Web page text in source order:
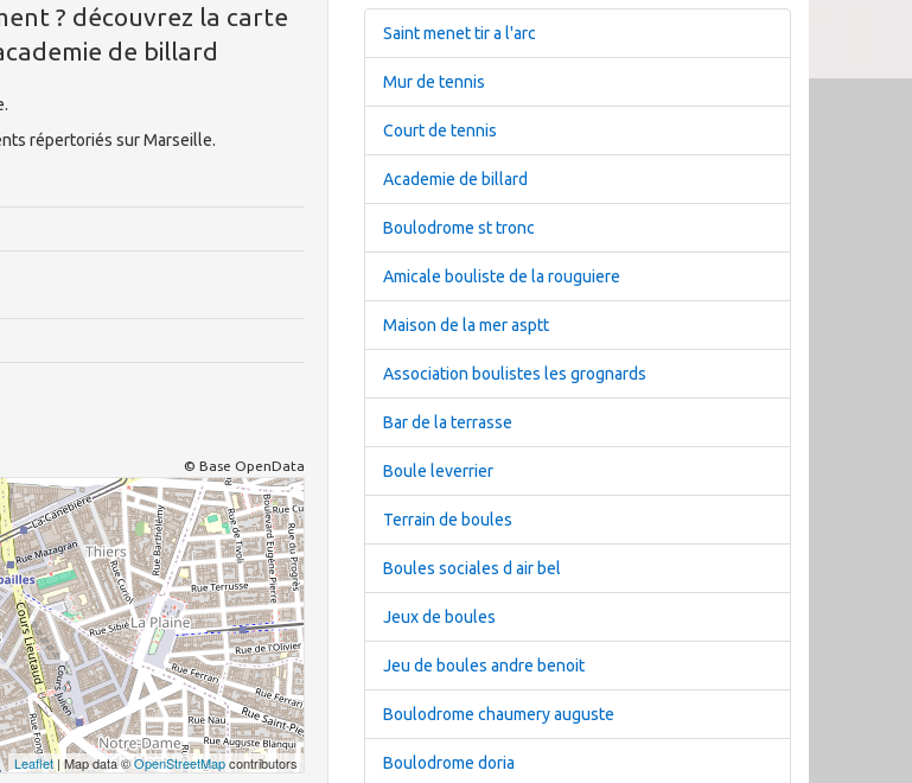
? découvrez la carte
de billard
répertoriés sur Marseille.
© Base OpenData
Leaflet| Map data ©OpenStreetMapcontributors
Saint menet tir a l'arc
Mur de tennis
Court de tennis
Academie de billard
Boulodrome st tronc
Amicale bouliste de la rouguiere
Maison de la mer asptt
Association boulistes les grognards
Bar de la terrasse
Boule leverrier
Terrain de boules
Boules sociales d air bel
Jeux de boules
Jeu de boules andre benoit
Boulodrome chaumery auguste
Boulodrome doria